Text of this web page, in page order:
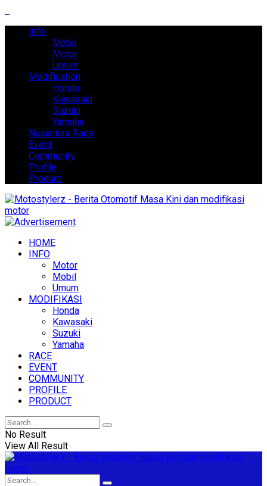
Info
Mobil
Motor
Umum
Modification
Honda
Kawasaki
Suzuki
Yamaha
Nusantara Race
Event
Community
Profile
Product
HOME
INFO
Motor
Mobil
Umum
MODIFIKASI
Honda
Kawasaki
Suzuki
Yamaha
RACE
EVENT
COMMUNITY
PROFILE
PRODUCT
No Result
View All Result